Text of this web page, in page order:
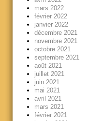
mars 2022
février 2022
janvier 2022
décembre 2021
novembre 2021
octobre 2021
septembre 2021
août 2021
juillet 2021
juin 2021
mai 2021
avril 2021
mars 2021
février 2021